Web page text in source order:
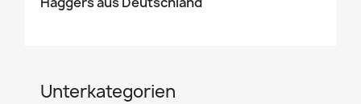
Unterkategorien